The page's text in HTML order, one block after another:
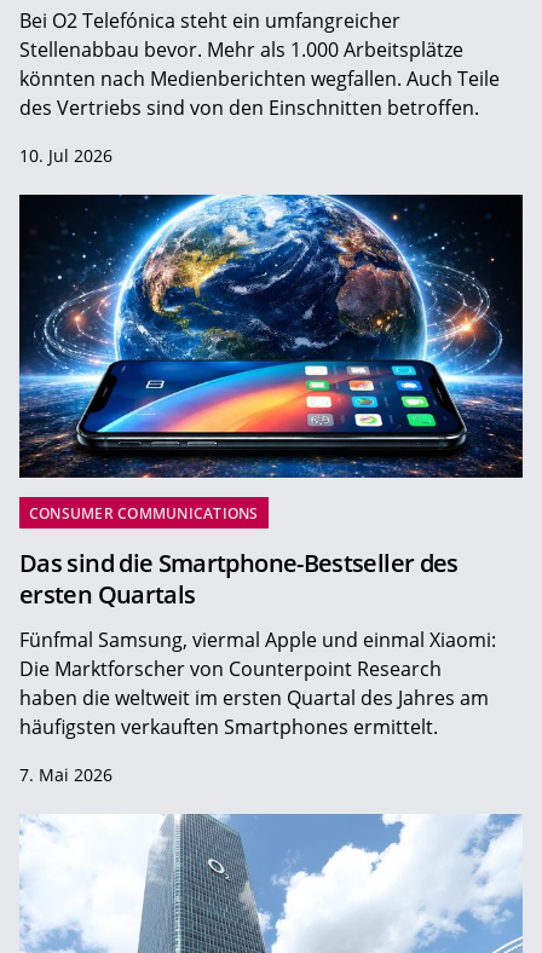
Bei O2 Telefónica steht ein umfangreicher
Stellenabbau bevor. Mehr als 1.000 Arbeitsplätze
könnten nach Medienberichten wegfallen. Auch Teile
des Vertriebs sind von den Einschnitten betroffen.
10. Jul 2026
CONSUMER COMMUNICATIONS
Das sind die Smartphone-Bestseller des
ersten Quartals
Fünfmal Samsung, viermal Apple und einmal Xiaomi:
Die Marktforscher von Counterpoint Research
haben die weltweit im ersten Quartal des Jahres am
häufigsten verkauften Smartphones ermittelt.
7. Mai 2026